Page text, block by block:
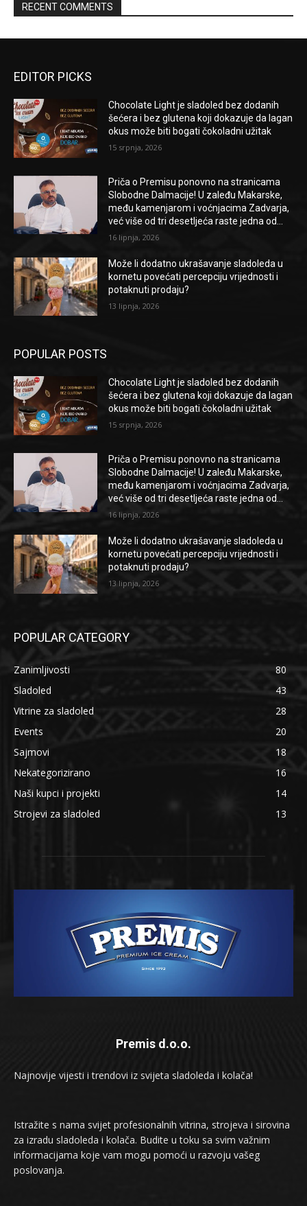
RECENT COMMENTS
EDITOR PICKS
Chocolate Light je sladoled bez dodanih
šećera i bez glutena koji dokazuje da lagan
okus može biti bogati čokoladni užitak
15 srpnja, 2026
Priča o Premisu ponovno na stranicama
Slobodne Dalmacije! U zaleđu Makarske,
među kamenjarom i voćnjacima Zadvarja,
već više od tri desetljeća raste jedna od...
16 lipnja, 2026
Može li dodatno ukrašavanje sladoleda u
kornetu povećati percepciju vrijednosti i
potaknuti prodaju?
13 lipnja, 2026
POPULAR POSTS
Chocolate Light je sladoled bez dodanih
šećera i bez glutena koji dokazuje da lagan
okus može biti bogati čokoladni užitak
15 srpnja, 2026
Priča o Premisu ponovno na stranicama
Slobodne Dalmacije! U zaleđu Makarske,
među kamenjarom i voćnjacima Zadvarja,
već više od tri desetljeća raste jedna od...
16 lipnja, 2026
Može li dodatno ukrašavanje sladoleda u
kornetu povećati percepciju vrijednosti i
potaknuti prodaju?
13 lipnja, 2026
POPULAR CATEGORY
Zanimljivosti
80
Sladoled
43
Vitrine za sladoled
28
Events
20
Sajmovi
18
Nekategorizirano
16
Naši kupci i projekti
14
Strojevi za sladoled
13
Premis d.o.o.
Najnovije vijesti i trendovi iz svijeta sladoleda i kolača!
Istražite s nama svijet profesionalnih vitrina, strojeva i sirovina
za izradu sladoleda i kolača. Budite u toku sa svim važnim
informacijama koje vam mogu pomoći u razvoju vašeg
poslovanja.